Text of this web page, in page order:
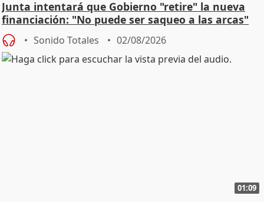
Junta intentará que Gobierno "retire" la nueva
financiación: "No puede ser saqueo a las arcas"
Sonido Totales 02/08/2026
01:09